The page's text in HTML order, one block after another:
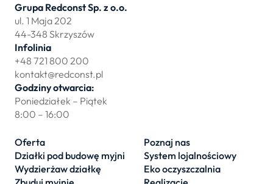
Grupa Redconst Sp. z o.o.
ul. 1 Maja 202
44-348 Skrzyszów
Infolinia
+48 721 800 200
kontakt@redconst.pl
Godziny otwarcia:
Poniedziałek – Piątek
8:00 – 16:00
Oferta
Działki pod budowę myjni
Wydzierżaw działkę
Poznaj nas
System lojalnościowy
Eko oczyszczalnia